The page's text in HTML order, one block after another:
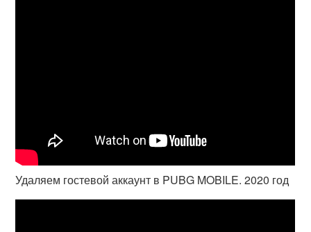
Удаляем гостевой аккаунт в PUBG MOBILE. 2020 год